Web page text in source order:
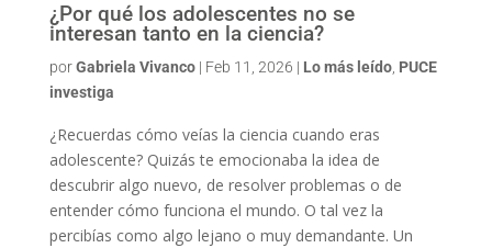
¿Por qué los adolescentes no se
interesan tanto en la ciencia?
porGabriela Vivanco| Feb 11, 2026 | Lo más leído, PUCE
investiga
¿Recuerdas cómo veías la ciencia cuando eras
adolescente? Quizás te emocionaba la idea de
descubrir algo nuevo, de resolver problemas o de
entender cómo funciona el mundo. O tal vez la
percibías como algo lejano o muy demandante. Un